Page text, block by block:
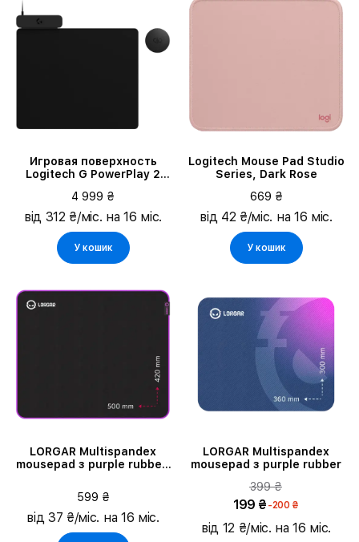
Игровая поверхность
Logitech G PowerPlay 2
4 999 ₴
від 312 ₴/міс. на 16 міс.
У кошик
Logitech Mouse Pad Studio
Series, Dark Rose
669 ₴
від 42 ₴/міс. на 16 міс.
У кошик
LORGAR Multispandex
mousepad з purple rubber,
599 ₴
від 37 ₴/міс. на 16 міс.
LORGAR Multispandex
mousepad з purple rubber
399 ₴
199 ₴ -200 ₴
від 12 ₴/міс. на 16 міс.